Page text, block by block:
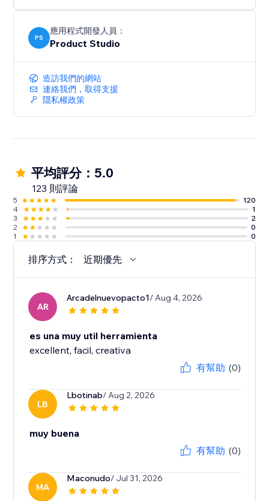
PS
應用程式開發人員：
Product Studio
造訪我們的網站
連絡我們，取得支援
隱私權政策
平均評分：5.0
123 則評論
5
120
4
1
3
2
2
0
1
0
排序方式： 近期優先
AR
Arcadelnuevopacto1/ Aug 4, 2026
es una muy util herramienta
excellent, facil, creativa
有幫助 (0)
LB
Lbotinab/ Aug 2, 2026
muy buena
有幫助 (0)
MA
Maconudo/ Jul 31, 2026